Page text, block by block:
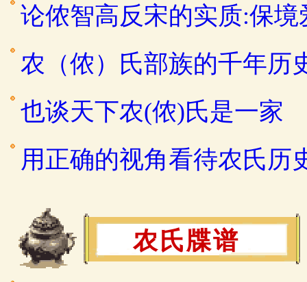
论侬智高反宋的实质:保
农（侬）氏部族的千年历
也谈天下农(侬)氏是一家
用正确的视角看待农氏
农氏牒谱